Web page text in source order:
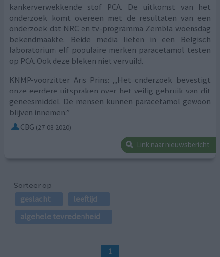
kankerverwekkende stof PCA. De uitkomst van het
onderzoek komt overeen met de resultaten van een
onderzoek dat NRC en tv-programma Zembla woensdag
bekendmaakte. Beide media lieten in een Belgisch
laboratorium elf populaire merken paracetamol testen
op PCA. Ook deze bleken niet vervuild.
KNMP-voorzitter Aris Prins: ,,Het onderzoek bevestigt
onze eerdere uitspraken over het veilig gebruik van dit
geneesmiddel. De mensen kunnen paracetamol gewoon
blijven innemen.”
CBG (27-08-2020)
Link naar nieuwsbericht
Sorteer op
geslacht
leeftijd
algehele tevredenheid
1